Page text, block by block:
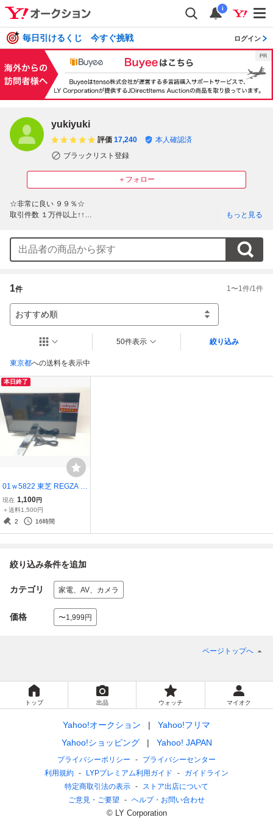
i
毎日引けるくじ 今すぐ挑戦 ログイン
yukiyuki
＋フォロー
評価 17,240
本人確認済
ブラックリスト登録
☆非常に良い ９９％☆
取引件数 １万件以上↑↑
様々なジャンルの品物を出品してまいります♪
■商品説明は支払方法や注意事項まで必ずご一読下さい。
※ご落札後72時間を過ぎた商品や一度おまとめ依頼いただいた後の追加同梱
はシステム上できません。
※沖縄、離島の方は、依頼前にご連絡下さい。
※重さサイズによりおまとめできないものや送料が変わることがあります。
■評価付は行なっておりません。ご希望の方はお知らせ下さい。
●直接での受け渡しは基本行っておりません。
もっと見る
1件 1 〜1 件/1 件
おすすめ順
東京都への送料を表示中
50件表示 絞り込み
本日終了
01ｗ5822 東芝 REGZA レ
グザ 24V34 ハイビジョン
液晶 24V型 リモコン付き
通電のみ確認 現状品
現在 1,100円
＋送料1,500円
2
16時間
絞り込み条件を追加
カテゴリ 家電、AV、カメラ
価格 〜1,999円
ページトップへ
トップ 出品 ウォッチ マイオク
Yahoo!オークション
Yahoo!フリマ
Yahoo!ショッピング
Yahoo! JAPAN
プライバシーポリシー
プライバシーセンター
利用規約
LYPプレミアム利用ガイド
ガイドライン
特定商取引法の表示
ストア出店について
ご意見・ご要望
ヘルプ・お問い合わせ
© LY Corporation